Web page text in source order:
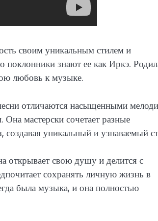
своим уникальным стилем и
знают ее как Иркэ.
любовь к музыке.
отличаются насыщенными
мастерски сочетает разные
уникальный и узнаваемый
открывает свою душу и делится с
сохранять личную жизнь в
была музыка, и она полностью